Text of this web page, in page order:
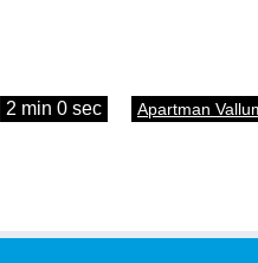
2 min 0 sec Apartman